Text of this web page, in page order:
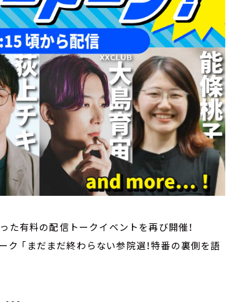
た有料の配信トークイベントを再び開催！
「まだまだ終わらない参院選！特番の裏側を語